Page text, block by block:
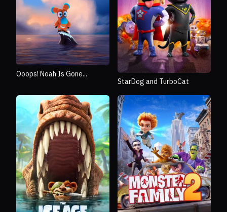
Ooops! Noah Is Gone...
StarDog and TurboCat